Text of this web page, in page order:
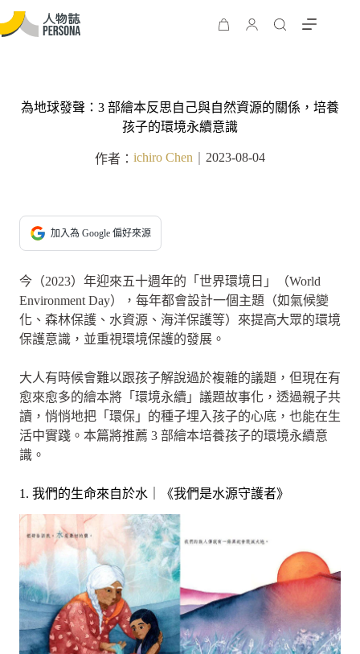
為地球發聲：3 部繪本反思自己與自然資源的關係，培養
孩子的環境永續意識
作者： ichiro Chen 2023-08-04
加入為 Google 偏好來源
今（2023）年迎來五十週年的「世界環境日」（World
Environment Day），每年都會設計一個主題（如氣候變
化、森林保護、水資源、海洋保護等）來提高大眾的環境
保護意識，並重視環境保護的發展。
大人有時候會難以跟孩子解說過於複雜的議題，但現在有
愈來愈多的繪本將「環境永續」議題故事化，透過親子共
讀，悄悄地把「環保」的種子埋入孩子的心底，也能在生
活中實踐。本篇將推薦 3 部繪本培養孩子的環境永續意
識。
1. 我們的生命來自於水｜《我們是水源守護者》